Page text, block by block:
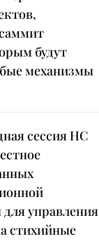
будут
механизмы
сессия НС
управления
стихийные